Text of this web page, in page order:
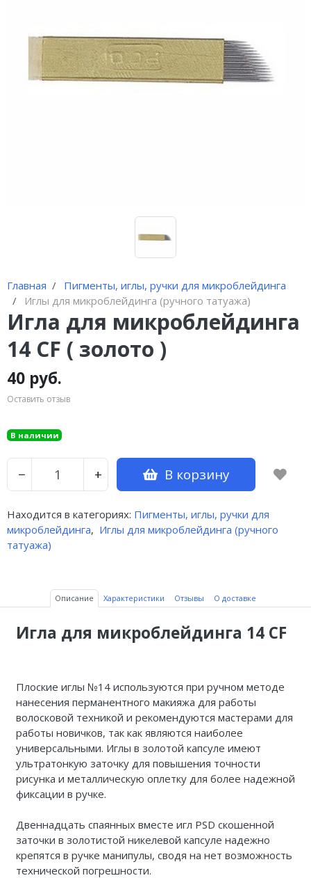
Главная
Пигменты, иглы, ручки для микроблейдинга
Иглы для микроблейдинга (ручного татуажа)
Игла для микроблейдинга
14 CF ( золото )
40 руб.
Оставить отзыв
В наличии
− + В корзину
Находится в категориях: Пигменты, иглы, ручки для
микроблейдинга, Иглы для микроблейдинга (ручного
татуажа)
Описание Характеристики Отзывы О доставке
Игла для микроблейдинга 14 CF
Плоские иглы №14 используются при ручном методе
нанесения перманентного макияжа для работы
волосковой техникой и рекомендуются мастерами для
работы новичков, так как являются наиболее
универсальными. Иглы в золотой капсуле имеют
ультратонкую заточку для повышения точности
рисунка и металлическую оплетку для более надежной
фиксации в ручке.
Двеннадцать спаянных вместе игл PSD скошенной
заточки в золотистой никелевой капсуле надежно
крепятся в ручке манипулы, сводя на нет возможность
технической погрешности.
Bella ( Тайвань)
Иглы и колпачки GiantSun